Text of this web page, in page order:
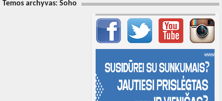
Temos archyvas: Soho
Svarbių įrašų meniu